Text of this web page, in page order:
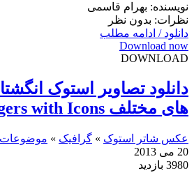
نویسنده: بهرام قاسمی
نظرات: بدون نظر
دانلود / ادامه مطلب
Download now
DOWNLOAD
دانلود تصاویر استوک
های مختلف Fingers with Icons
عکس شاتر استوک » گرافیک »
20 می 2013
3980 بازدید